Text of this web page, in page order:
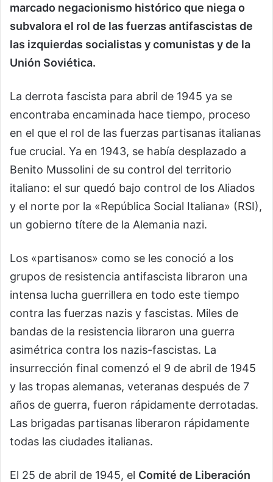
marcado negacionismo histórico que niega o
subvalora el rol de las fuerzas antifascistas de
las izquierdas socialistas y comunistas y de la
Unión Soviética.
La derrota fascista para abril de 1945 ya se
encontraba encaminada hace tiempo, proceso
en el que el rol de las fuerzas partisanas italianas
fue crucial. Ya en 1943, se había desplazado a
Benito Mussolini de su control del territorio
italiano: el sur quedó bajo control de los Aliados
y el norte por la «República Social Italiana» (RSI),
un gobierno títere de la Alemania nazi.
Los «partisanos» como se les conoció a los
grupos de resistencia antifascista libraron una
intensa lucha guerrillera en todo este tiempo
contra las fuerzas nazis y fascistas. Miles de
bandas de la resistencia libraron una guerra
asimétrica contra los nazis-fascistas. La
insurrección final comenzó el 9 de abril de 1945
y las tropas alemanas, veteranas después de 7
años de guerra, fueron rápidamente derrotadas.
Las brigadas partisanas liberaron rápidamente
todas las ciudades italianas.
El 25 de abril de 1945, el Comité de Liberación